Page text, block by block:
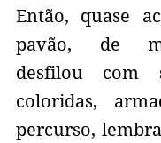
Então, quase
pavão, de
desfilou com
coloridas,
percurso,